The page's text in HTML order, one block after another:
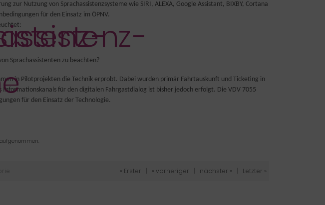
zur Nutzung von Sprachassistenzsysteme wie SIRI, ALEXA, Google Assistant, BIXBY, Cortana
für den Einsatz im ÖPNV.
Sprachassistenten zu beachten?
in Pilotprojekten die Technik erprobt. Dabei wurden primär Fahrtauskunft und Ticketing in
für den digitalen Fahrgastdialog ist bisher jedoch erfolgt. Die VDV 7055
für den Einsatz der Technologie.
« Erster « vorheriger nächster » Letzter »